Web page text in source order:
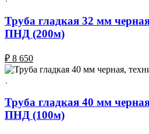
Труба гладкая 32 мм
ПНД (200м)
₽ 8 650
Труба гладкая 40 мм
ПНД (100м)